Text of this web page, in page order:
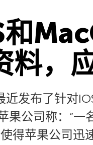
料，
近发布了针对
果公司称：”一
使得苹果公司